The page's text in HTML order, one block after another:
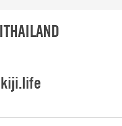
kiji.life